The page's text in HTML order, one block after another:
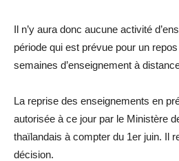
Il n’y aura donc aucune activité
période qui est prévue pour un
semaines d’enseignement à
La reprise des enseignements en
autorisée à ce jour par le Ministère
thaïlandais à compter du 1er juin. Il
décision.